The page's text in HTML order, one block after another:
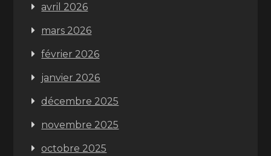
avril 2026
mars 2026
février 2026
janvier 2026
décembre 2025
novembre 2025
octobre 2025